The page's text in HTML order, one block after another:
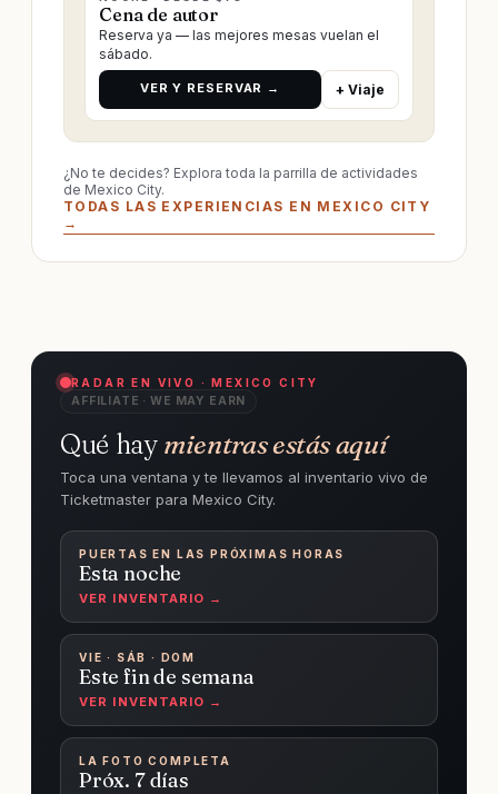
Cena de autor
Reserva ya — las mejores mesas vuelan el
sábado.
VER Y RESERVAR → + Viaje
¿No te decides? Explora toda la parrilla de actividades
de Mexico City.
TODAS LAS EXPERIENCIAS EN MEXICO CITY
→
RADAR EN VIVO · MEXICO CITY
AFFILIATE · WE MAY EARN
Qué hay mientras estás aquí
Toca una ventana y te llevamos al inventario vivo de
Ticketmaster para Mexico City.
PUERTAS EN LAS PRÓXIMAS HORAS
Esta noche
VER INVENTARIO →
VIE · SÁB · DOM
Este fin de semana
VER INVENTARIO →
LA FOTO COMPLETA
Próx. 7 días